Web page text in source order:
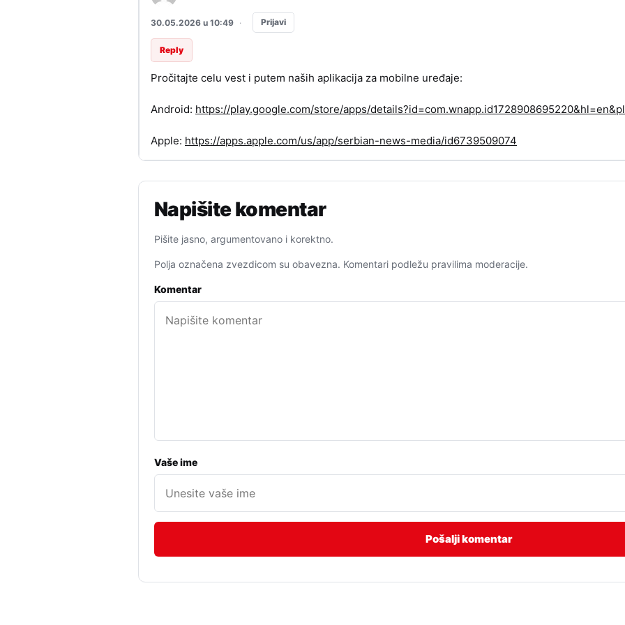
30.05.2026 u 10:49 · Prijavi
Reply
Pročitajte celu vest i putem naših aplikacija za mobilne uređaje:
Android: https://play.google.com/store/apps/
Apple: https://apps.apple.com/us/app/serbian-news-media/id6739509074
Napišite komentar
Pišite jasno, argumentovano i korektno.
Polja označena zvezdicom su obavezna. Komentari podležu pravilima moderacije.
Komentar
Vaše ime